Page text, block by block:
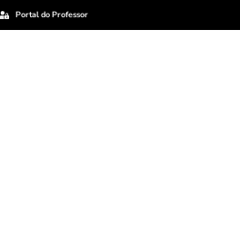
Portal do Professor